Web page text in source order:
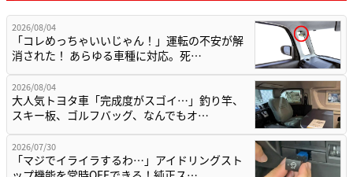
2026/08/04
「コレめっちゃいいじゃん！」運転の不安が解
消された！ あらゆる車種に対応。死…
2026/08/04
大人気トヨタ車「完成度がスゴイ…」釣り竿、
スキー板、ゴルフバッグ、なんでもオ…
2026/07/30
「マジでイライラするわ…」アイドリングスト